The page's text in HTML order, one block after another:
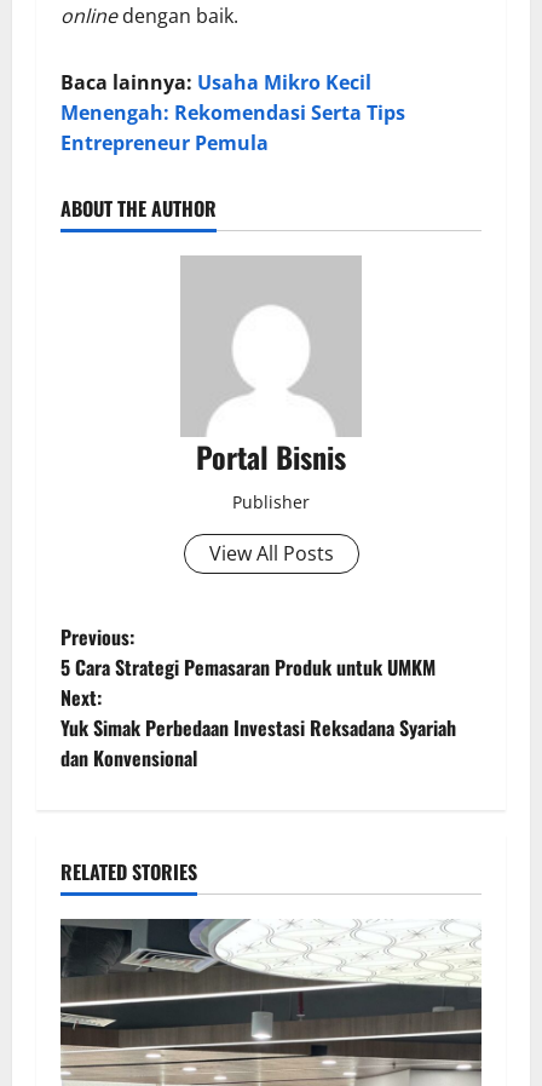
onlinedengan baik.
Baca lainnya: Usaha Mikro Kecil
Menengah: Rekomendasi Serta Tips
Entrepreneur Pemula
ABOUT THE AUTHOR
Portal Bisnis
Publisher
View All Posts
Previous:
5 Cara Strategi Pemasaran Produk untuk UMKM
Next:
Yuk Simak Perbedaan Investasi Reksadana Syariah
dan Konvensional
RELATED STORIES